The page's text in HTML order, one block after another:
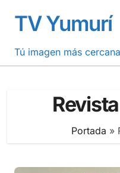
contenido
TV Yumurí
Tú imagen más cercana
Portada »